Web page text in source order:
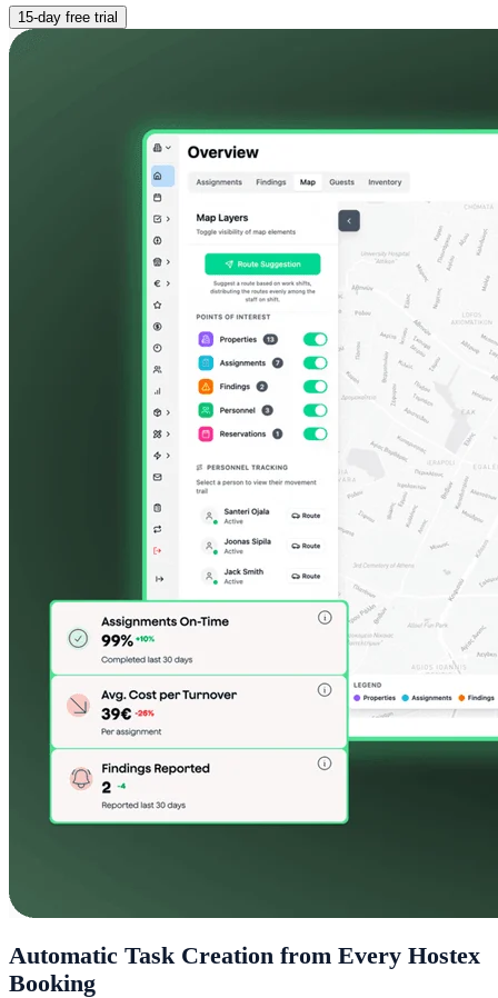
15-day free trial
Automatic Task Creation from Every Hostex
Booking